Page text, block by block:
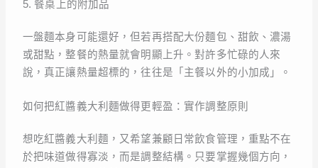
5. 餐桌上的附加品
一盤麵本身可能還好，但若再搭配大份麵包、甜飲、濃湯
或甜點，整餐的熱量就會明顯上升。對許多忙碌的人來
說，真正讓熱量超標的，往往是「主餐以外的小加成」。
如何把紅醬義大利麵做得更輕盈：實作調整原則
想吃紅醬義大利麵，又希望兼顧日常飲食管理，重點不在
於把味道做得寡淡，而是調整結構。只要掌握幾個方向，